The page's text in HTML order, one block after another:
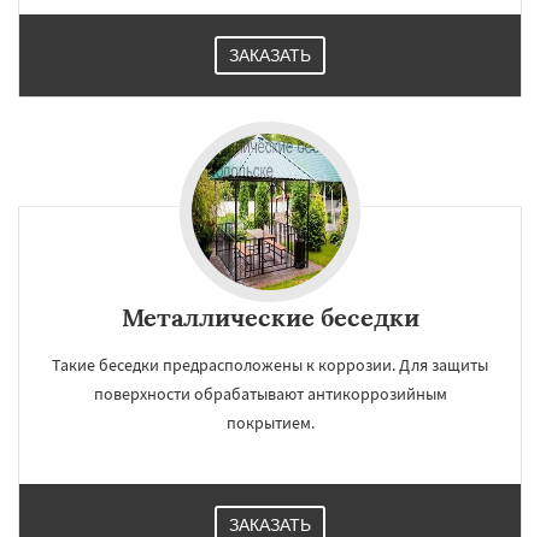
ЗАКАЗАТЬ
Металлические беседки
Такие беседки предрасположены к коррозии. Для защиты
поверхности обрабатывают антикоррозийным
покрытием.
ЗАКАЗАТЬ